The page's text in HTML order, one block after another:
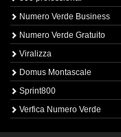
Numero Verde Business
Numero Verde Gratuito
Viralizza
Domus Montascale
Sprint800
Verfica Numero Verde